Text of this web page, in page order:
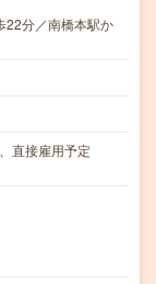
22分／南橋本駅か
直接雇用予定